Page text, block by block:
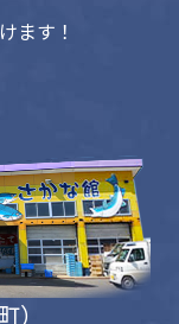
ます！